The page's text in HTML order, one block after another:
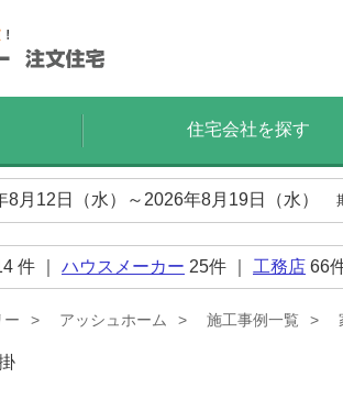
住宅会社を探す
月12日（水）～2026年8月19日（水）
件 ｜ ハウスメーカー 25件 ｜ 工務店 66
ー アッシュホーム 施工事例一覧